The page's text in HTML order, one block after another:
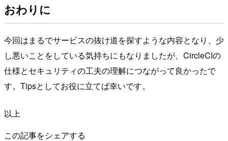
おわりに
今回はまるでサービスの抜け道を探すような内容となり、少
し悪いことをしている気持ちにもなりましたが、CircleCIの
仕様とセキュリティの工夫の理解につながって良かったで
す。Tipsとしてお役に立てば幸いです。
以上
この記事をシェアする